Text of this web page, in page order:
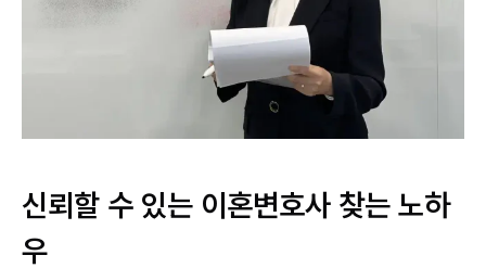
신뢰할 수 있는 이혼변호사 찾는 노하
우